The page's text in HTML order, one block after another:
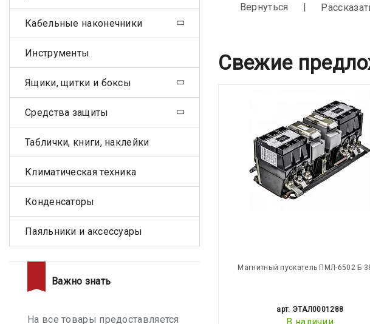
Вернуться
Свежие
Магнитный пускатель ПМЛ-6502 Б
арт: ЭТАЛ0001288
Кабельные наконечники
Инструменты
Ящики, щитки и боксы
Средства защиты
Таблички, книги, наклейки
Климатическая техника
Конденсаторы
Паяльники и аксессуары
Важно знать
На все товары предоставляется